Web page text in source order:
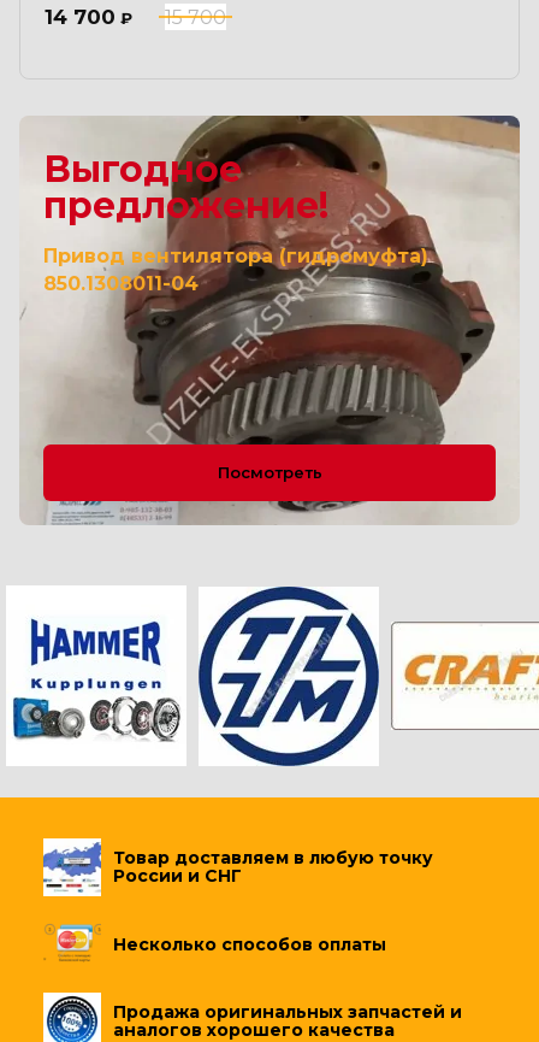
15 700
14 700 ₽
Выгодное
предложение!
Привод вентилятора (гидромуфта)
850.1308011-04
Посмотреть
Товар доставляем в любую точку
России и СНГ
Несколько способов оплаты
Продажа оригинальных запчастей и
аналогов хорошего качества